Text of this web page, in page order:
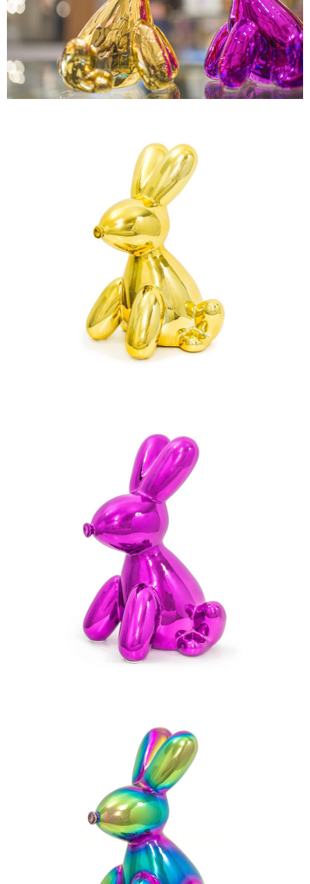
恩沛科技股份有限公司將有權停止該用戶之使用額度並採取法律行動。